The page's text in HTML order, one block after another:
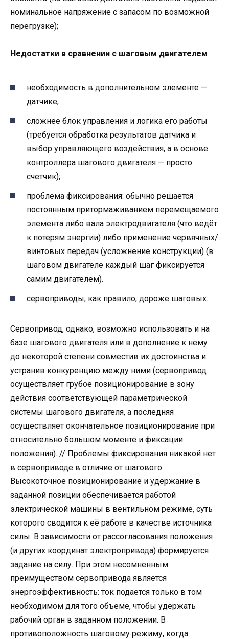
номинальное напряжение с запасом по возможной
перегрузке);
Недостатки в сравнении с шаговым двигателем
необходимость в дополнительном элементе —
датчике;
сложнее блок управления и логика его работы
(требуется обработка результатов датчика и
выбор управляющего воздействия, а в основе
контроллера шагового двигателя — просто
счётчик);
проблема фиксирования: обычно решается
постоянным притормаживанием перемещаемого
элемента либо вала электродвигателя (что ведёт
к потерям энергии) либо применение червячных/
винтовых передач (усложнение конструкции) (в
шаговом двигателе каждый шаг фиксируется
самим двигателем).
сервоприводы, как правило, дороже шаговых.
Сервопривод, однако, возможно использовать и на
базе шагового двигателя или в дополнение к нему
до некоторой степени совместив их достоинства и
устранив конкуренцию между ними (сервопривод
осуществляет грубое позиционирование в зону
действия соответствующей параметрической
системы шагового двигателя, а последняя
осуществляет окончательное позиционирование при
относительно большом моменте и фиксации
положения). // Проблемы фиксирования никакой нет
в сервоприводе в отличие от шагового.
Высокоточное позиционирование и удержание в
заданной позиции обеспечивается работой
электрической машины в вентильном режиме, суть
которого сводится к её работе в качестве источника
силы. В зависимости от рассогласования положения
(и других координат электропривода) формируется
задание на силу. При этом несомненным
преимуществом сервопривода является
энергоэффективность: ток подается только в том
необходимом для того объеме, чтобы удержать
рабочий орган в заданном положении. В
противоположность шаговому режиму, когда